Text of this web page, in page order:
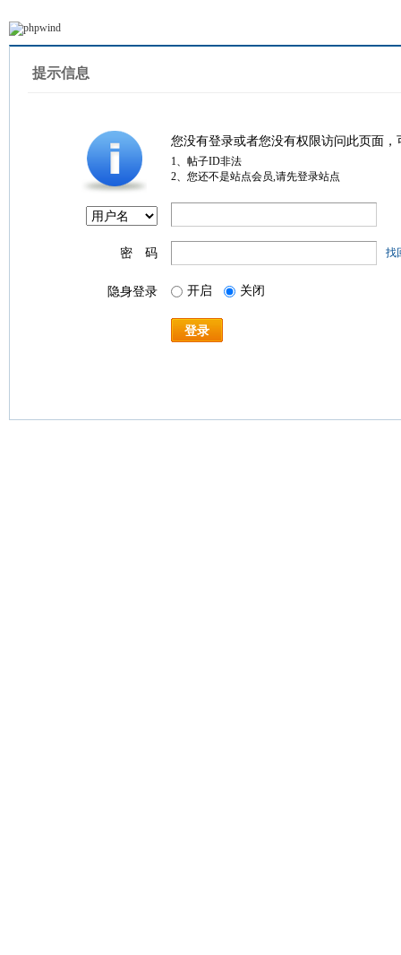
提示信息
您没有登录或者您没有权限访问此页面
1、帖子ID非法
2、您还不是站点会员,请先登录站点
密 码 找
隐身登录 开启 关闭
登录